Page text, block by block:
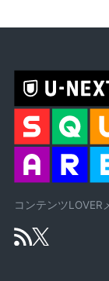
コンテンツLOVER